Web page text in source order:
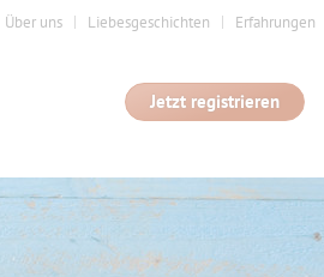
Über uns Liebesgeschichten Erfahrungen
Jetzt registrieren